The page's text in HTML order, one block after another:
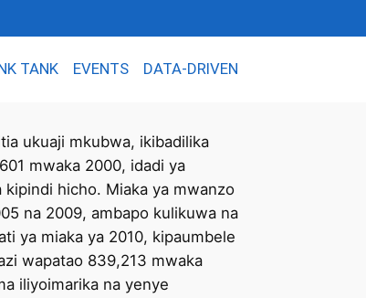
TANK EVENTS DATA-DRIVEN
ukuaji mkubwa, ikibadilika
mwaka 2000, idadi ya
hicho. Miaka ya mwanzo
na 2009, ambapo kulikuwa na
ya miaka ya 2010, kipaumbele
wapatao 839,213 mwaka
iliyoimarika na yenye